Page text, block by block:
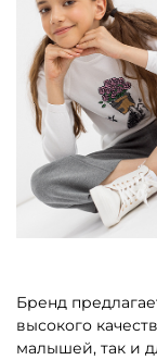
Бренд
высокого
малышей, так и